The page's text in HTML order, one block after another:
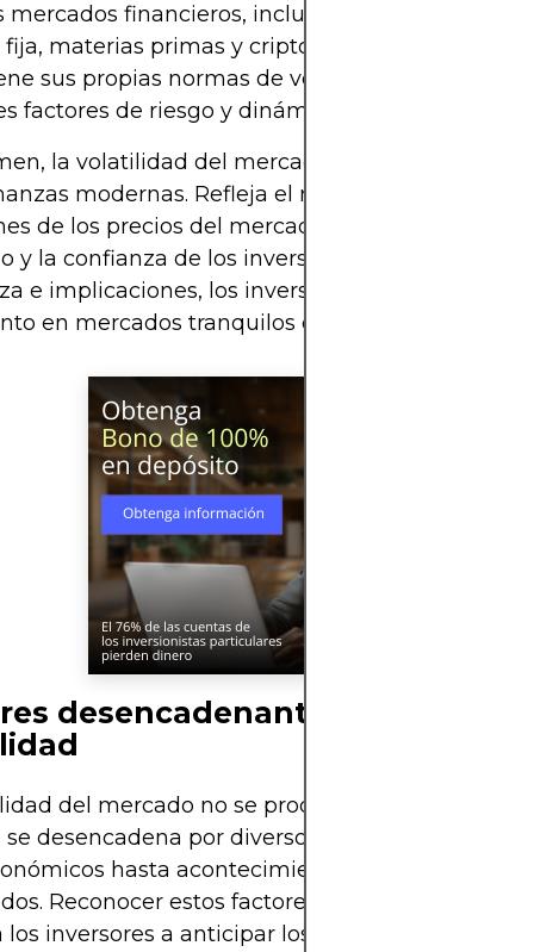
mercados financieros, incluyendo divisas
materias primas y criptomonedas. Cada
sus propias normas de volatilidad,
factores de riesgo y dinámicas de liquidez.
la volatilidad del mercado es un concepto
modernas. Refleja el ritmo y la amplitud
de los precios del mercado y sirve como
y la confianza de los inversores. Al comprender
e implicaciones, los inversores pueden
en mercados tranquilos como turbulentos.
desencadenantes comunes
del mercado no se produce de forma
desencadena por diversos factores
hasta acontecimientos geopolíticos
Reconocer estos factores desencadenantes
los inversores a anticipar los movimientos del